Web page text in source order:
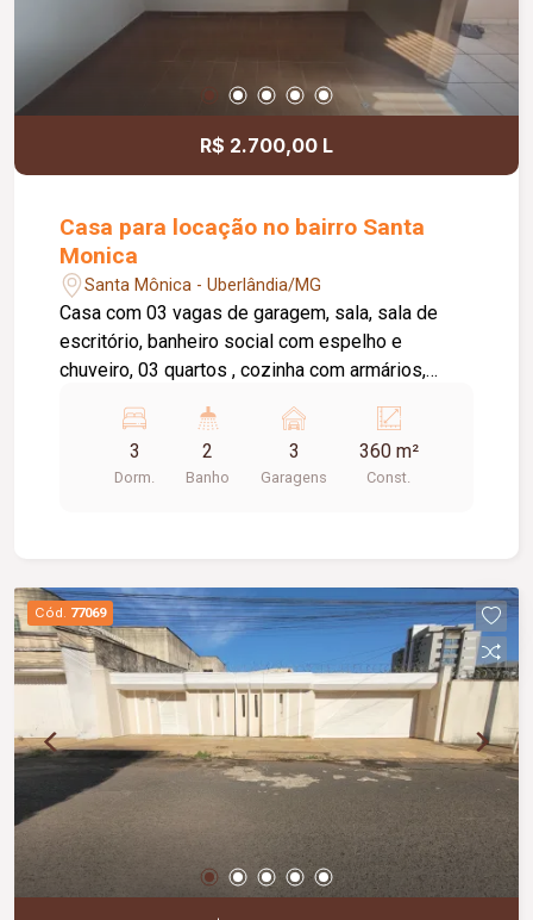
R$ 2.700,00 L
Casa para locação no bairro Santa
Monica
Santa Mônica - Uberlândia/MG
Casa com 03 vagas de garagem, sala, sala de
escritório, banheiro social com espelho e
chuveiro, 03 quartos , cozinha com armários,
varanda com churrasqueira e quintal. Piso :
Cerâmica.
3
Dorm.
2
Banho
3
Garagens
360 m²
Const.
Cód. 77069